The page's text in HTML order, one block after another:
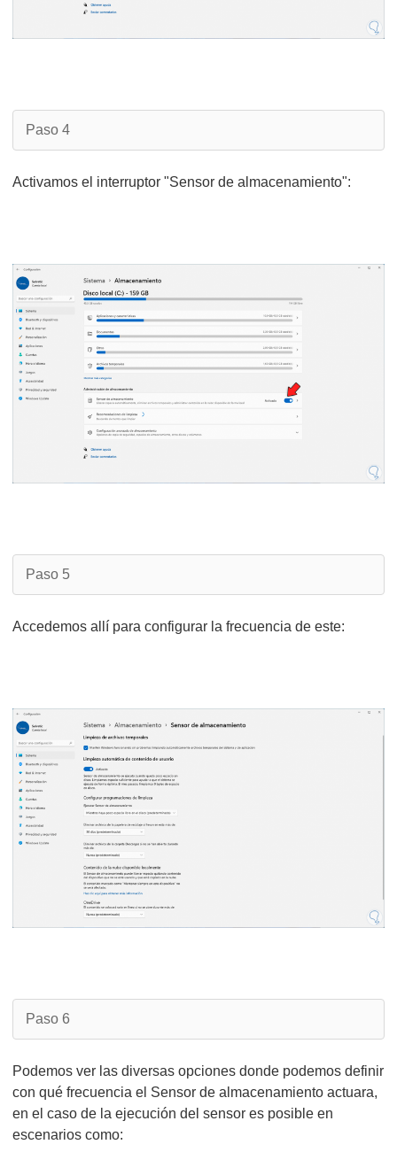
Paso 4
Activamos el interruptor "Sensor de almacenamiento":
Paso 5
Accedemos allí para configurar la frecuencia de este:
Paso 6
Podemos ver las diversas opciones donde podemos definir
con qué frecuencia el Sensor de almacenamiento actuara,
en el caso de la ejecución del sensor es posible en
escenarios como: